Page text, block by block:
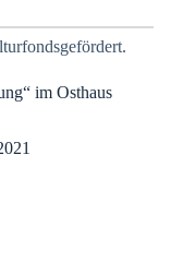
im Osthaus